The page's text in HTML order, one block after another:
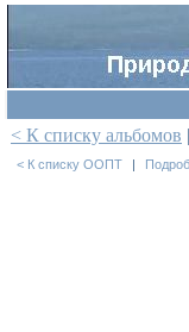
< К списку альбомов |
< К списку ООПТ |